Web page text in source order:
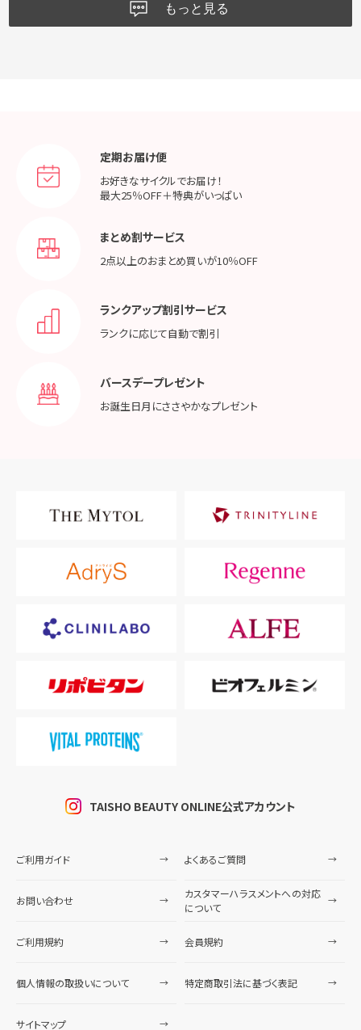
もっと見る
定期お届け便
お好きなサイクルでお届け！
最大25％OFF＋特典がいっぱい
まとめ割サービス
2点以上のおまとめ買いが10％OFF
ランクアップ割引サービス
ランクに応じて自動で割引
バースデープレゼント
お誕生日月にささやかなプレゼント
TAISHO BEAUTY ONLINE公式アカウント
ご利用ガイド よくあるご質問
お問い合わせ
カスタマーハラスメントへの対応
について
ご利用規約 会員規約
個人情報の取扱いについて 特定商取引法に基づく表記
サイトマップ